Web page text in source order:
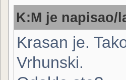
K:M je napisao/
Krasan je.
Vrhunski.